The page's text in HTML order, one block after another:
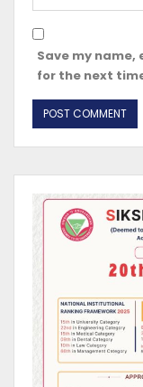
Save my
for the next